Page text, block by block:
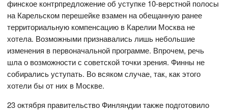
финское контрпредложение об уступке 10-верстной полосы
на Карельском перешейке взамен на обещанную ранее
территориальную компенсацию в Карелии Москва не
хотела. Возможными признавались лишь небольшие
изменения в первоначальной программе. Впрочем, речь
шла о возможности с советской точки зрения. Финны не
собирались уступать. Во всяком случае, так, как этого
хотели бы от них в Москве.
23 октября правительство Финляндии также подготовило